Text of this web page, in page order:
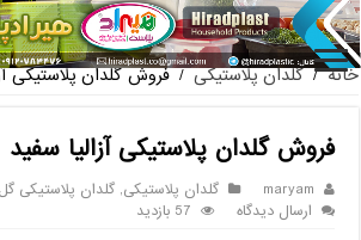
پخش عمده صندلی پلاستیکی دسته دار
خانه / گلدان پلاستیکی / فروش گلدان پلاستیکی
فروش گلدان پلاستیکی آزالیا سفید
maryam گلدان پلاستیکی,گلدان پلاستیکی
ارسال دیدگاه
57 بازدید